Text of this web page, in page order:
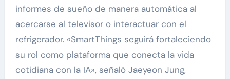
informes de sueño de manera automática al
acercarse al televisor o interactuar con el
refrigerador. «SmartThings seguirá fortaleciendo
su rol como plataforma que conecta la vida
cotidiana con la IA», señaló Jaeyeon Jung,